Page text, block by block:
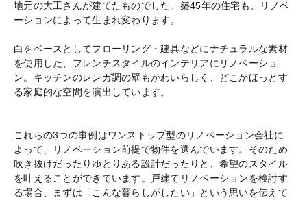
地元の大工さんが建てたものでした。築45年の住宅も、リノベ
ーションによって生まれ変わります。
白をベースとしてフローリング・建具などにナチュラルな素材
を使用した、フレンチスタイルのインテリアにリノベーショ
ン。キッチンのレンガ調の壁もかわいらしく、どこかほっとす
る家庭的な空間を演出しています。
これらの3つの事例はワンストップ型のリノベーション会社に
よって、リノベーション前提で物件を選んでいます。そのため
吹き抜けだったりゆとりある設計だったりと、希望のスタイル
を叶えることができています。戸建てリノベーションを検討す
る場合、まずは「こんな暮らしがしたい」という思いを伝えて